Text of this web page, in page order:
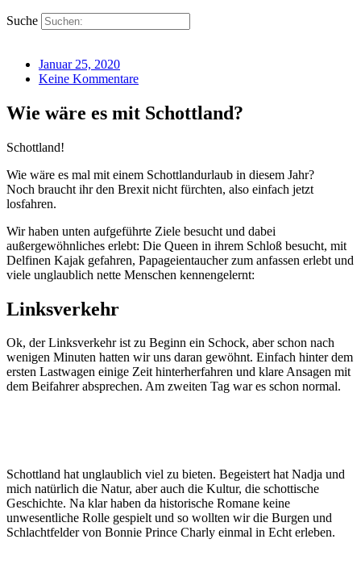
Suche
Januar 25, 2020
Keine Kommentare
Wie wäre es mit Schottland?
Schottland!
Wie wäre es mal mit einem Schottlandurlaub in diesem Jahr?
Noch braucht ihr den Brexit nicht fürchten, also einfach jetzt
losfahren.
Wir haben unten aufgeführte Ziele besucht und dabei
außergewöhnliches erlebt: Die Queen in ihrem Schloß besucht, mit
Delfinen Kajak gefahren, Papageientaucher zum anfassen erlebt und
viele unglaublich nette Menschen kennengelernt:
Linksverkehr
Ok, der Linksverkehr ist zu Beginn ein Schock, aber schon nach
wenigen Minuten hatten wir uns daran gewöhnt. Einfach hinter dem
ersten Lastwagen einige Zeit hinterherfahren und klare Ansagen mit
dem Beifahrer absprechen. Am zweiten Tag war es schon normal.
Schottland hat unglaublich viel zu bieten. Begeistert hat Nadja und
mich natürlich die Natur, aber auch die Kultur, die schottische
Geschichte. Na klar haben da historische Romane keine
unwesentliche Rolle gespielt und so wollten wir die Burgen und
Schlachtfelder von Bonnie Prince Charly einmal in Echt erleben.